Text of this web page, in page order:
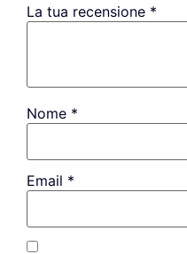
La tua recensione *
Nome *
Email *